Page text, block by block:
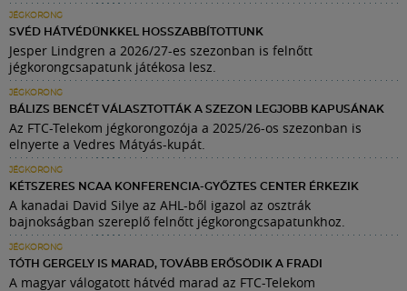
JÉGKORONG
SVÉD HÁTVÉDÜNKKEL HOSSZABBÍTOTTUNK
Jesper Lindgren a 2026/27-es szezonban is felnőtt
jégkorongcsapatunk játékosa lesz.
JÉGKORONG
BÁLIZS BENCÉT VÁLASZTOTTÁK A SZEZON LEGJOBB KAPUSÁNAK
Az FTC-Telekom jégkorongozója a 2025/26-os szezonban is
elnyerte a Vedres Mátyás-kupát.
JÉGKORONG
KÉTSZERES NCAA KONFERENCIA-GYŐZTES CENTER ÉRKEZIK
A kanadai David Silye az AHL-ből igazol az osztrák
bajnokságban szereplő felnőtt jégkorongcsapatunkhoz.
JÉGKORONG
TÓTH GERGELY IS MARAD, TOVÁBB ERŐSÖDIK A FRADI
A magyar válogatott hátvéd marad az FTC-Telekom